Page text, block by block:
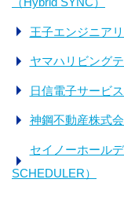
王子エンジニア
ヤマハリビング
日信電子サービ
神鋼不動産株式
セイノーホール
SCHEDULER）